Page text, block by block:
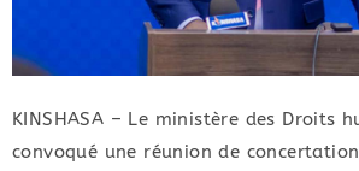
KINSHASA – Le ministère des Droits
convoqué une réunion de